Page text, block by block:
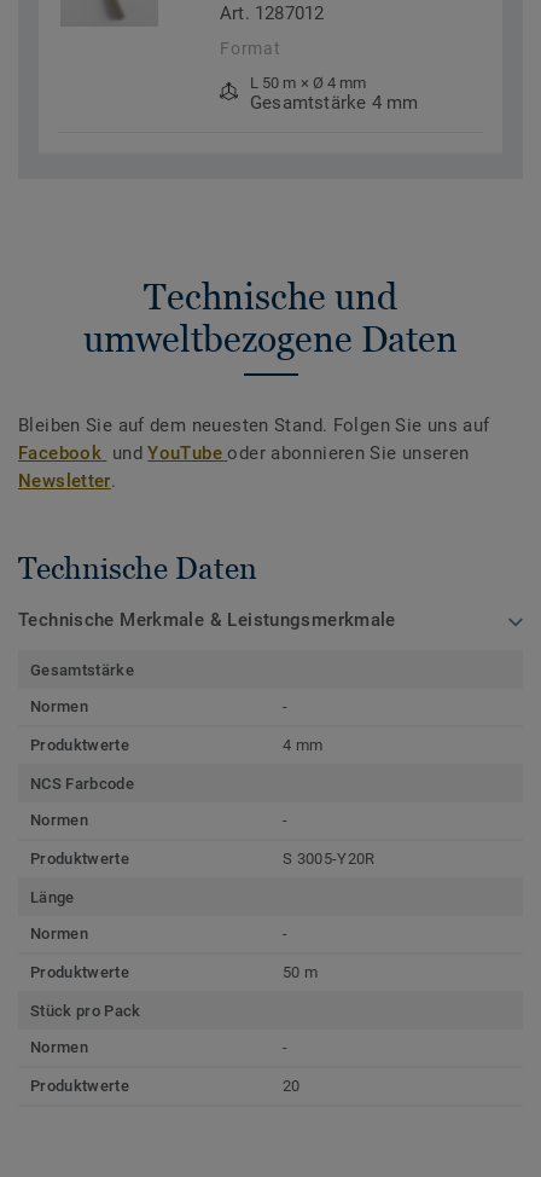
Art. 1287012
Format
L 50 m × Ø 4 mm
Gesamtstärke 4 mm
Technische und
umweltbezogene Daten
Bleiben Sie auf dem neuesten Stand. Folgen Sie uns auf
Facebook undYouTubeoder abonnieren Sie unseren
Newsletter.
Technische Daten
Technische Merkmale & Leistungsmerkmale
Gesamtstärke
Normen
-
Produktwerte 4 mm
NCS Farbcode
Normen
-
Produktwerte S 3005-Y20R
Länge
Normen
-
Produktwerte 50 m
Stück pro Pack
Normen
-
Produktwerte 20